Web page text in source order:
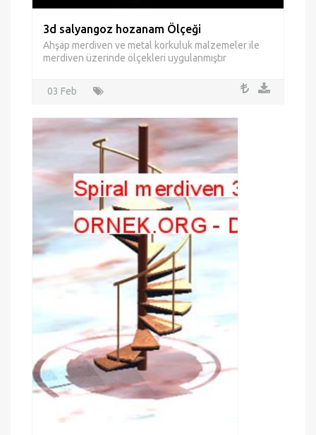
3d salyangoz hozanam Ölçeği
Ahşap merdiven ve metal korkuluk malzemeler ile
merdiven üzerinde ölçekleri uygulanmıştır
03 Feb